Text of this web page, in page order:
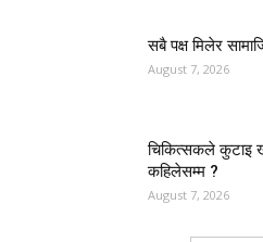
सबै पक्ष मिलेर
August 7, 2026
चिकित्सकले कुटाइ
कहिलेसम्म ?
August 7, 2026